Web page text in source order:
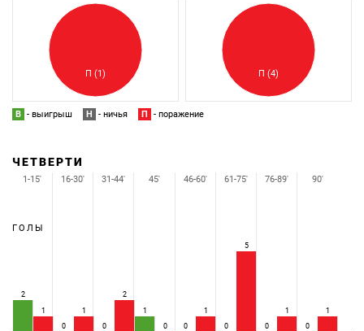
П (1) П (4)
В - выигрыш Н - ничья П - поражение
ЧЕТВЕРТИ
ГОЛЫ
2
1
0
1
0
2
1
0
0
1
0
5
0
1
0
1
1-15' 16-30' 31-44' 45' 46-60' 61-75' 76-89' 90'